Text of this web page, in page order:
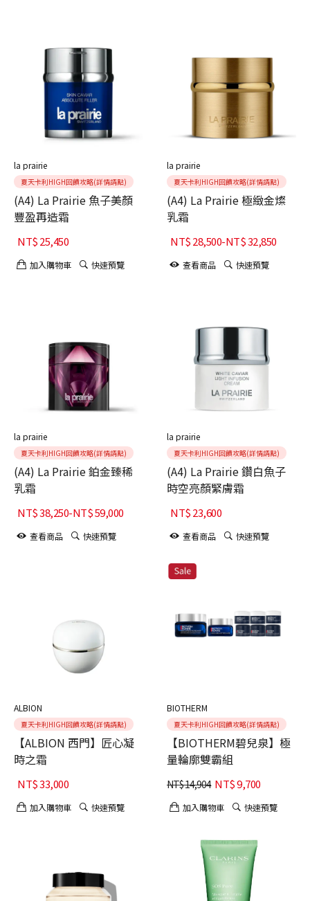
la prairie
夏天卡利HIGH回饋攻略(詳情請點)
(A4) La Prairie 魚子美顏
豐盈再造霜
NT$25,450
加入購物車 快速預覽
la prairie
夏天卡利HIGH回饋攻略(詳情請點)
(A4) La Prairie 極緻金燦
乳霜
NT$28,500-NT$32,850
查看商品 快速預覽
la prairie
夏天卡利HIGH回饋攻略(詳情請點)
(A4) La Prairie 鉑金臻稀
乳霜
NT$38,250-NT$59,000
查看商品 快速預覽
la prairie
夏天卡利HIGH回饋攻略(詳情請點)
(A4) La Prairie 鑽白魚子
時空亮顏緊膚霜
NT$23,600
查看商品 快速預覽
ALBION
夏天卡利HIGH回饋攻略(詳情請點)
【ALBION 西門】匠心凝
時之霜
NT$33,000
加入購物車 快速預覽
BIOTHERM
夏天卡利HIGH回饋攻略(詳情請點)
【BIOTHERM碧兒泉】極
量輪廓雙霸組
NT$14,904 NT$9,700
加入購物車 快速預覽